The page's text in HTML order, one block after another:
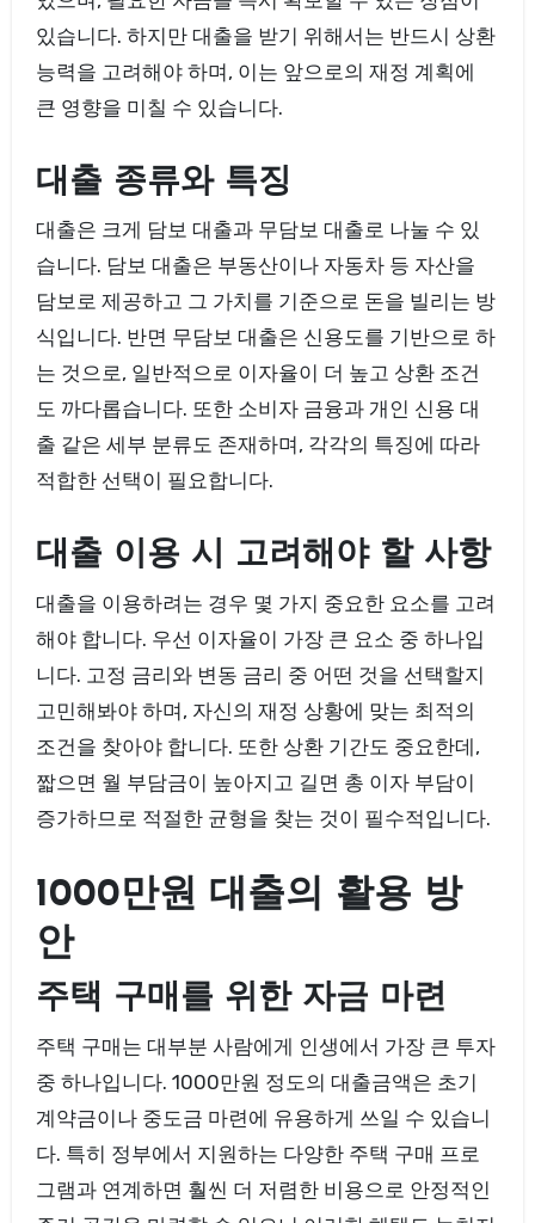
있습니다. 하지만 대출을 받기 위해서는 반드시 상환
능력을 고려해야 하며, 이는 앞으로의 재정 계획에
큰 영향을 미칠 수 있습니다.
대출 종류와 특징
대출은 크게 담보 대출과 무담보 대출로 나눌 수 있
습니다. 담보 대출은 부동산이나 자동차 등 자산을
담보로 제공하고 그 가치를 기준으로 돈을 빌리는 방
식입니다. 반면 무담보 대출은 신용도를 기반으로 하
는 것으로, 일반적으로 이자율이 더 높고 상환 조건
도 까다롭습니다. 또한 소비자 금융과 개인 신용 대
출 같은 세부 분류도 존재하며, 각각의 특징에 따라
적합한 선택이 필요합니다.
대출 이용 시 고려해야 할 사항
대출을 이용하려는 경우 몇 가지 중요한 요소를 고려
해야 합니다. 우선 이자율이 가장 큰 요소 중 하나입
니다. 고정 금리와 변동 금리 중 어떤 것을 선택할지
고민해봐야 하며, 자신의 재정 상황에 맞는 최적의
조건을 찾아야 합니다. 또한 상환 기간도 중요한데,
짧으면 월 부담금이 높아지고 길면 총 이자 부담이
증가하므로 적절한 균형을 찾는 것이 필수적입니다.
1000만원 대출의 활용 방
안
주택 구매를 위한 자금 마련
주택 구매는 대부분 사람에게 인생에서 가장 큰 투자
중 하나입니다. 1000만원 정도의 대출금액은 초기
계약금이나 중도금 마련에 유용하게 쓰일 수 있습니
다. 특히 정부에서 지원하는 다양한 주택 구매 프로
그램과 연계하면 훨씬 더 저렴한 비용으로 안정적인